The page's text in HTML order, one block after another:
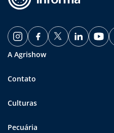
A Agrishow
Contato
Culturas
Pecuária